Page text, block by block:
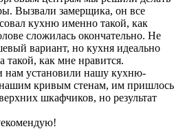
Вызвали замерщика, он все
кухню именно такой, как
сложилась окончательно. Не
вариант, но кухня идеально
такой, как мне нравится.
нам установили нашу кухню-
нашим кривым стенам, им пришлось
шкафчиков, но результат